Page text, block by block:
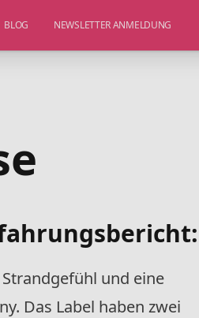
BLOG NEWSLETTER ANMELDUNG
und eine
Das Label haben zwei